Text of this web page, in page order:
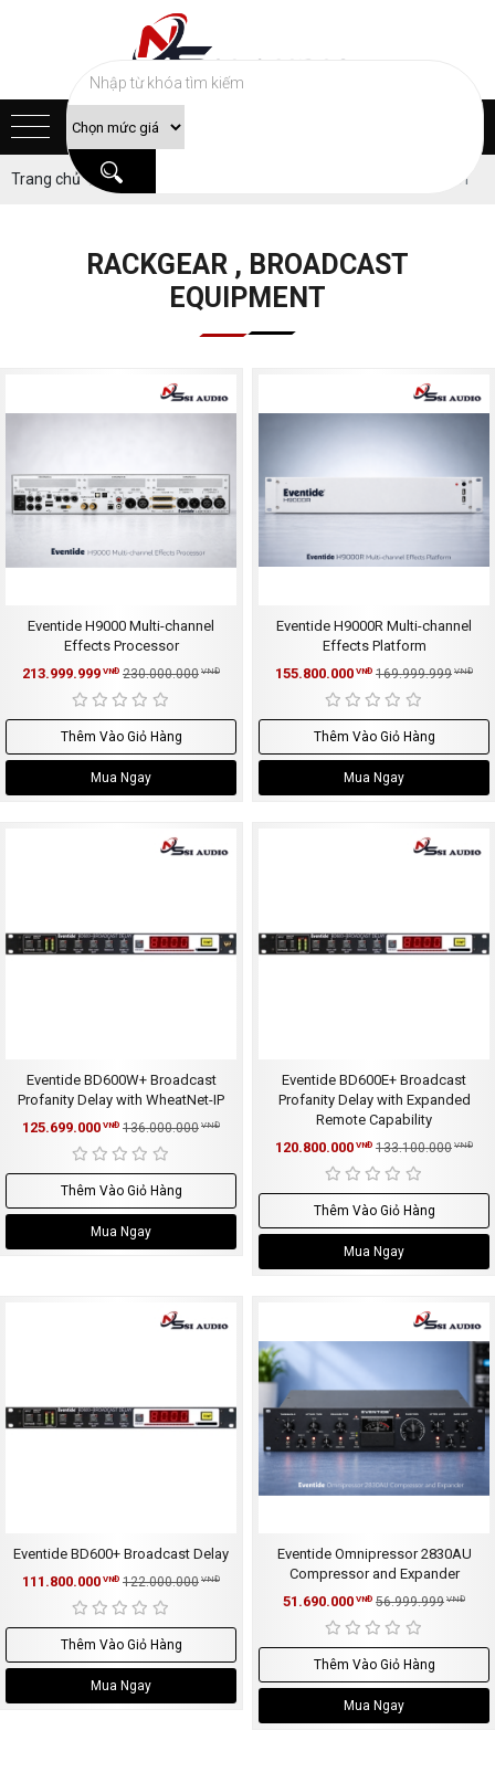
Trang chủ Sản phẩm RACKGEAR , BROADCAST EQUIPMENT
RACKGEAR , BROADCAST
EQUIPMENT
Eventide H9000 Multi-channel
Effects Processor
213.999.999 VNĐ 230.000.000 VNĐ
Thêm Vào Giỏ Hàng
Mua Ngay
Eventide H9000R Multi-channel
Effects Platform
155.800.000 VNĐ 169.999.999 VNĐ
Thêm Vào Giỏ Hàng
Mua Ngay
Eventide BD600W+ Broadcast
Profanity Delay with WheatNet-IP
125.699.000 VNĐ 136.000.000 VNĐ
Thêm Vào Giỏ Hàng
Mua Ngay
Eventide BD600E+ Broadcast
Profanity Delay with Expanded
Remote Capability
120.800.000 VNĐ 133.100.000 VNĐ
Thêm Vào Giỏ Hàng
Mua Ngay
Eventide BD600+ Broadcast Delay
111.800.000 VNĐ 122.000.000 VNĐ
Thêm Vào Giỏ Hàng
Mua Ngay
Eventide Omnipressor 2830AU
Compressor and Expander
51.690.000 VNĐ 56.999.999 VNĐ
Thêm Vào Giỏ Hàng
Mua Ngay